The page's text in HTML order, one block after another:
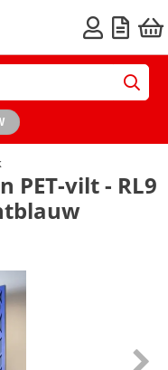
PET-vilt - RL9